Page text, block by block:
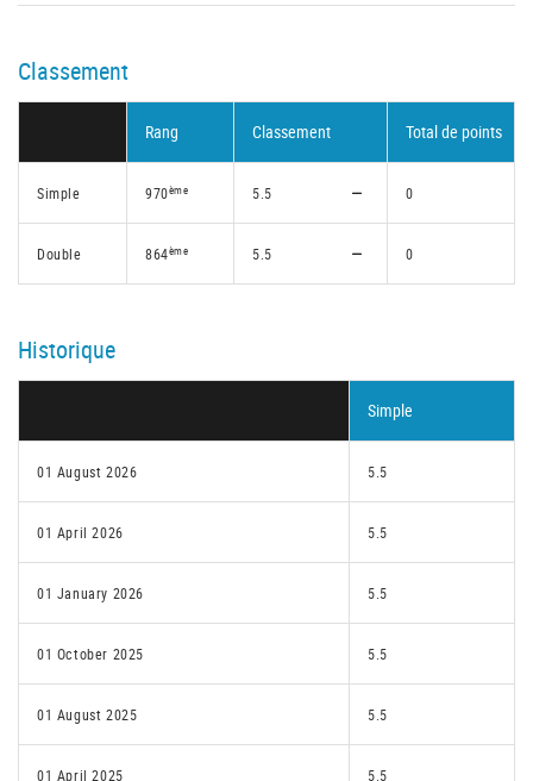
Classement
Rang Classement Total de points
Simple 970ème 5.5 0
Double 864ème 5.5 0
Historique
Simple
01 August 2026 5.5
01 April 2026 5.5
01 January 2026 5.5
01 October 2025 5.5
01 August 2025 5.5
01 April 2025 5.5